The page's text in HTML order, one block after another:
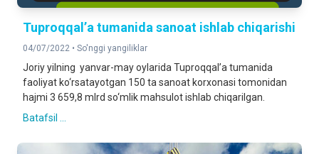
Tuproqqal’a tumanida sanoat ishlab chiqarishi
04/07/2022 • So'nggi yangiliklar
Joriy yilning yanvar-may oylarida Tuproqqal’a tumanida
faoliyat ko‘rsatayotgan 150 ta sanoat korxonasi tomonidan
hajmi 3 659,8 mlrd so‘mlik mahsulot ishlab chiqarilgan.
Batafsil ...